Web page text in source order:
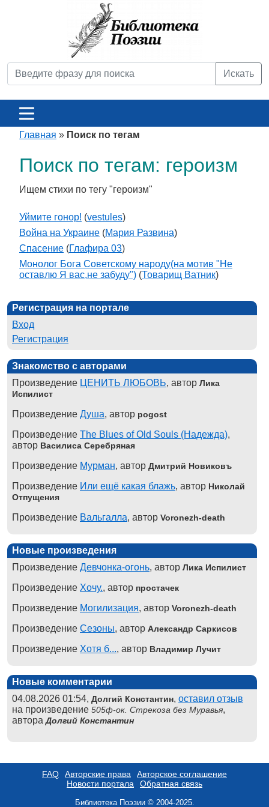
Искать
Главная » Поиск по тегам
Поиск по тегам: героизм
Ищем стихи по тегу "героизм"
Уймите гонор! (vestules)
Война на Украине (Мария Развина)
Спасение (Глафира 03)
Монолог Бога Советскому народу(на мотив "Не
оставлю Я вас,не забуду") (Товарищ Ватник)
Регистрация на портале
Вход
Регистрация
Знакомство с авторами
Произведение ЦЕНИТЬ ЛЮБОВЬ, автор Лика
Испилист
Произведение Душа, автор pogost
Произведение The Blues of Old Souls (Надежда),
автор Василиса Серебряная
Произведение Мурман, автор Дмитрий Новиковъ
Произведение Или ещё какая блажь, автор Николай
Отпущения
Произведение Вальгалла, автор Voronezh-death
Новые произведения
Произведение Девчонка-огонь, автор Лика Испилист
Произведение Хочу., автор простачек
Произведение Могилизация, автор Voronezh-death
Произведение Сезоны, автор Александр Саркисов
Произведение Хотя б..., автор Владимир Лучит
Новые комментарии
04.08.2026 01:54, Долгий Константин, оставил отзыв
на произведение 505ф-ок. Стрекоза без Муравья,
автораДолгий Константин
FAQ Авторские права
Авторское соглашение
Новости портала
Обратная связь
Библиотека Поэзии © 2004-2025.